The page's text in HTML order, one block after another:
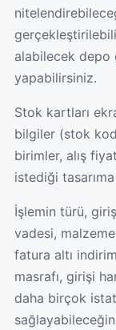
alabilecek depo
yapabilirsiniz.
Stok kartları
bilgiler (stok
birimler, alış
istediği
İşlemin türü,
vadesi,
fatura altı
masrafı, girişi
daha birçok